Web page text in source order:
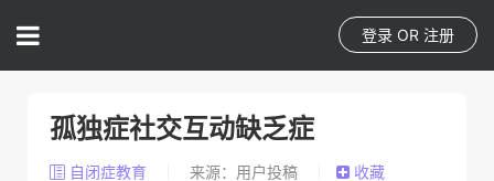
登录 OR 注册
孤独症社交互动缺乏症
自闭症教育 来源：用户投稿 收藏